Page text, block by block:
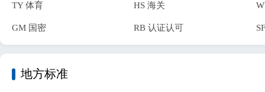
TY 体育 HS 海关
GM 国密 RB 认证认可
地方标准